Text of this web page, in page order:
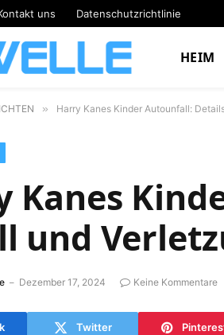
uns Datenschutzrichtlinie
HEIM
» Harry Kanes Kinder Autounfall:
Kanes
und
Dezember 17, 2024 Keine Kommentare
Twitter